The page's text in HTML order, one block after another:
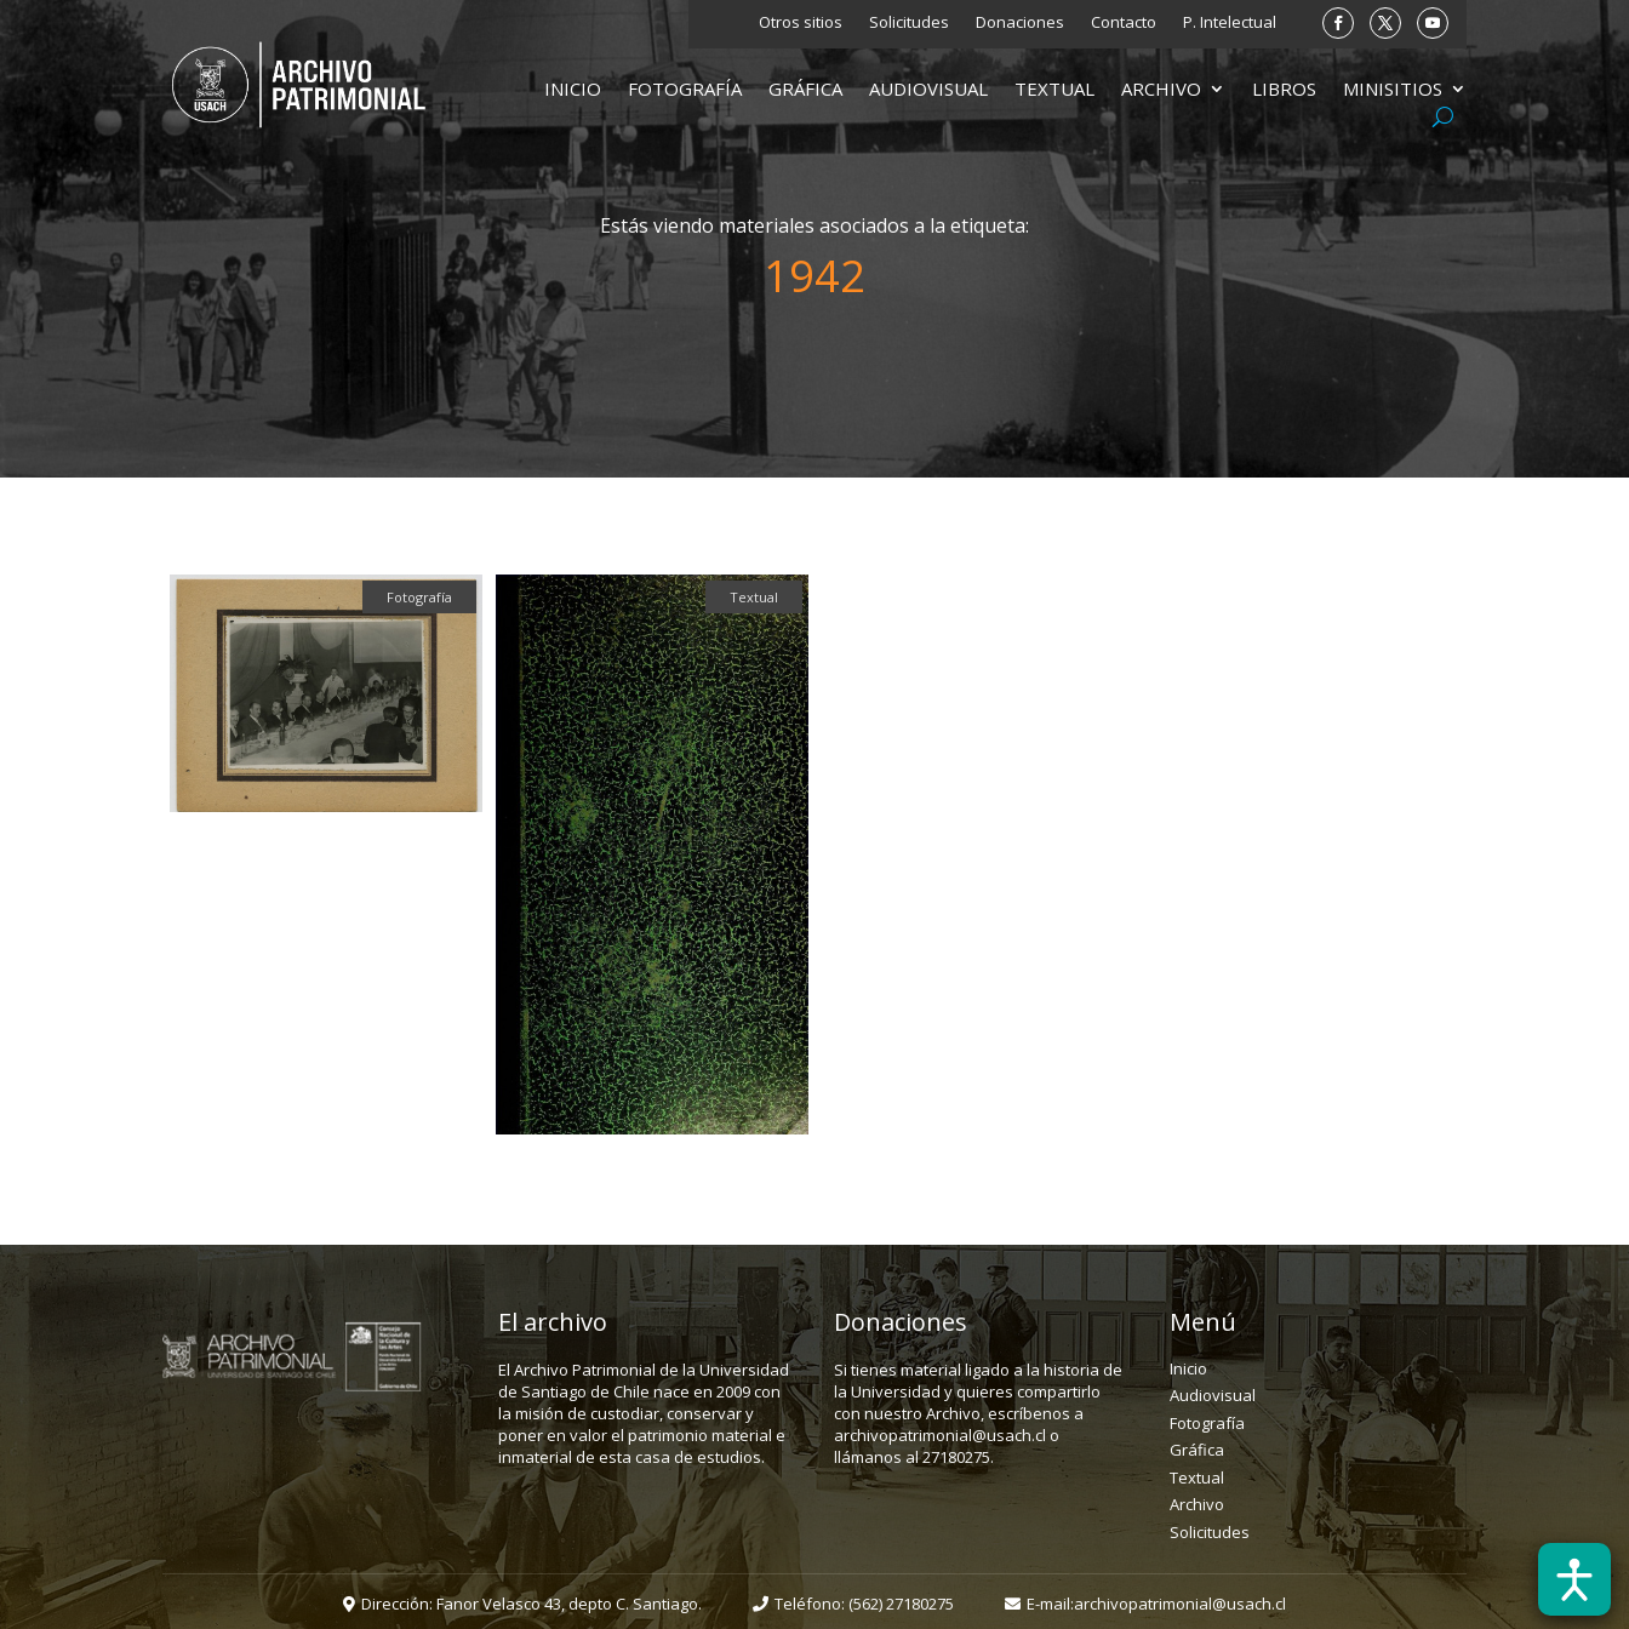
Otros sitios Solicitudes Donaciones Contacto P. Intelectual
INICIO FOTOGRAFÍA GRÁFICA AUDIOVISUAL TEXTUAL ARCHIVO LIBROS MINISITIOS
Estás viendo materiales asociados a la etiqueta:
1942
Fotografía Textual
El archivo
El Archivo Patrimonial de la Universidad
de Santiago de Chile nace en 2009 con
la misión de custodiar, conservar y
poner en valor el patrimonio material e
inmaterial de esta casa de estudios.
Donaciones
Si tienes material ligado a la historia de
la Universidad y quieres compartirlo
con nuestro Archivo, escríbenos a
archivopatrimonial@usach.cl o
llámanos al 27180275.
Menú
Inicio
Audiovisual
Fotografía
Gráfica
Textual
Archivo
Solicitudes
Dirección: Fanor Velasco 43, depto C. Santiago. Teléfono: (562) 27180275 E-mail:archivopatrimonial@usach.cl